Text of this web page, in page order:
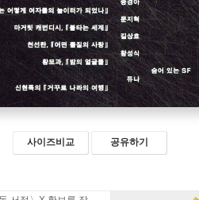
사이즈비교 공유하기